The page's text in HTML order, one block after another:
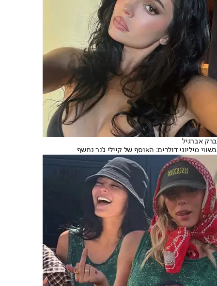
ברק אברגיל
בשווי מיליוני דולרים: האוסף של קיילי ג'נר נחשף